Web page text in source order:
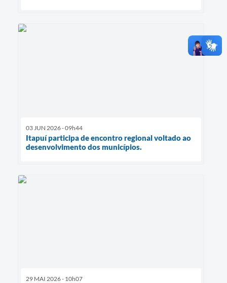
03 JUN 2026 - 09h44
Itapuí participa de encontro regional voltado ao
desenvolvimento dos municípios.
29 MAI 2026 - 10h07